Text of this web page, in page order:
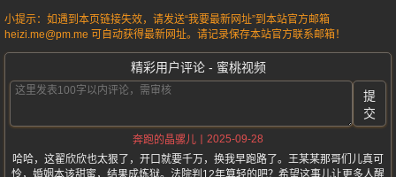
小提示：如遇到本页链接失效，请发送“我要最新网址”到本站官方邮箱
heizi.me@pm.me 可自动获得最新网址。请记录保存本站官方联系邮箱！
精彩用户评论 - 蜜桃视频
提
交
奔跑的晶骡儿
2025-09-28
哈哈，这翟欣欣也太狠了，开口就要千万，换我早跑路了。王某某那哥们儿真可